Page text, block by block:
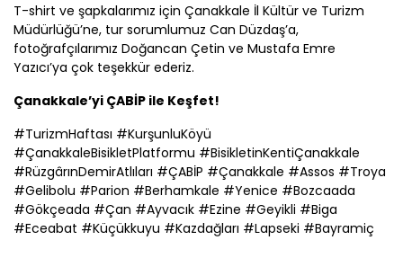
T-shirt ve şapkalarımız için Çanakkale İl Kültür ve Turizm
Müdürlüğü’ne, tur sorumlumuz Can Düzdaş’a,
fotoğrafçılarımız Doğancan Çetin ve Mustafa Emre
Yazıcı’ya çok teşekkür ederiz.
Çanakkale’yi ÇABİP ile Keşfet!
#TurizmHaftası #KurşunluKöyü
#ÇanakkaleBisikletPlatformu #BisikletinKentiÇanakkale
#RüzgârınDemirAtlıları #ÇABİP #Çanakkale #Assos #Troya
#Gelibolu #Parion #Berhamkale #Yenice #Bozcaada
#Gökçeada #Çan #Ayvacık #Ezine #Geyikli #Biga
#Eceabat #Küçükkuyu #Kazdağları #Lapseki #Bayramiç